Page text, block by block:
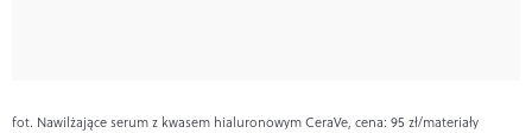
fot. Nawilżające serum z kwasem hialuronowym CeraVe, cena: 95 zł/materiały